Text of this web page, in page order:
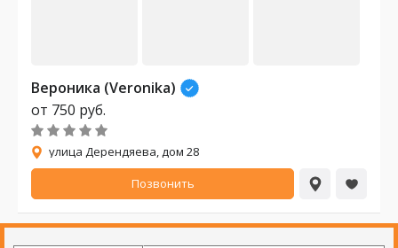
Вероника (Veronika)
от 750 руб.
улица Дерендяева, дом 28
Позвонить